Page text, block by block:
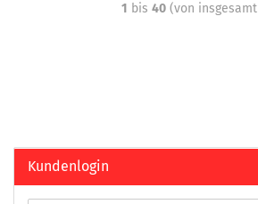
1 bis 40(von insgesamt
Kundenlogin